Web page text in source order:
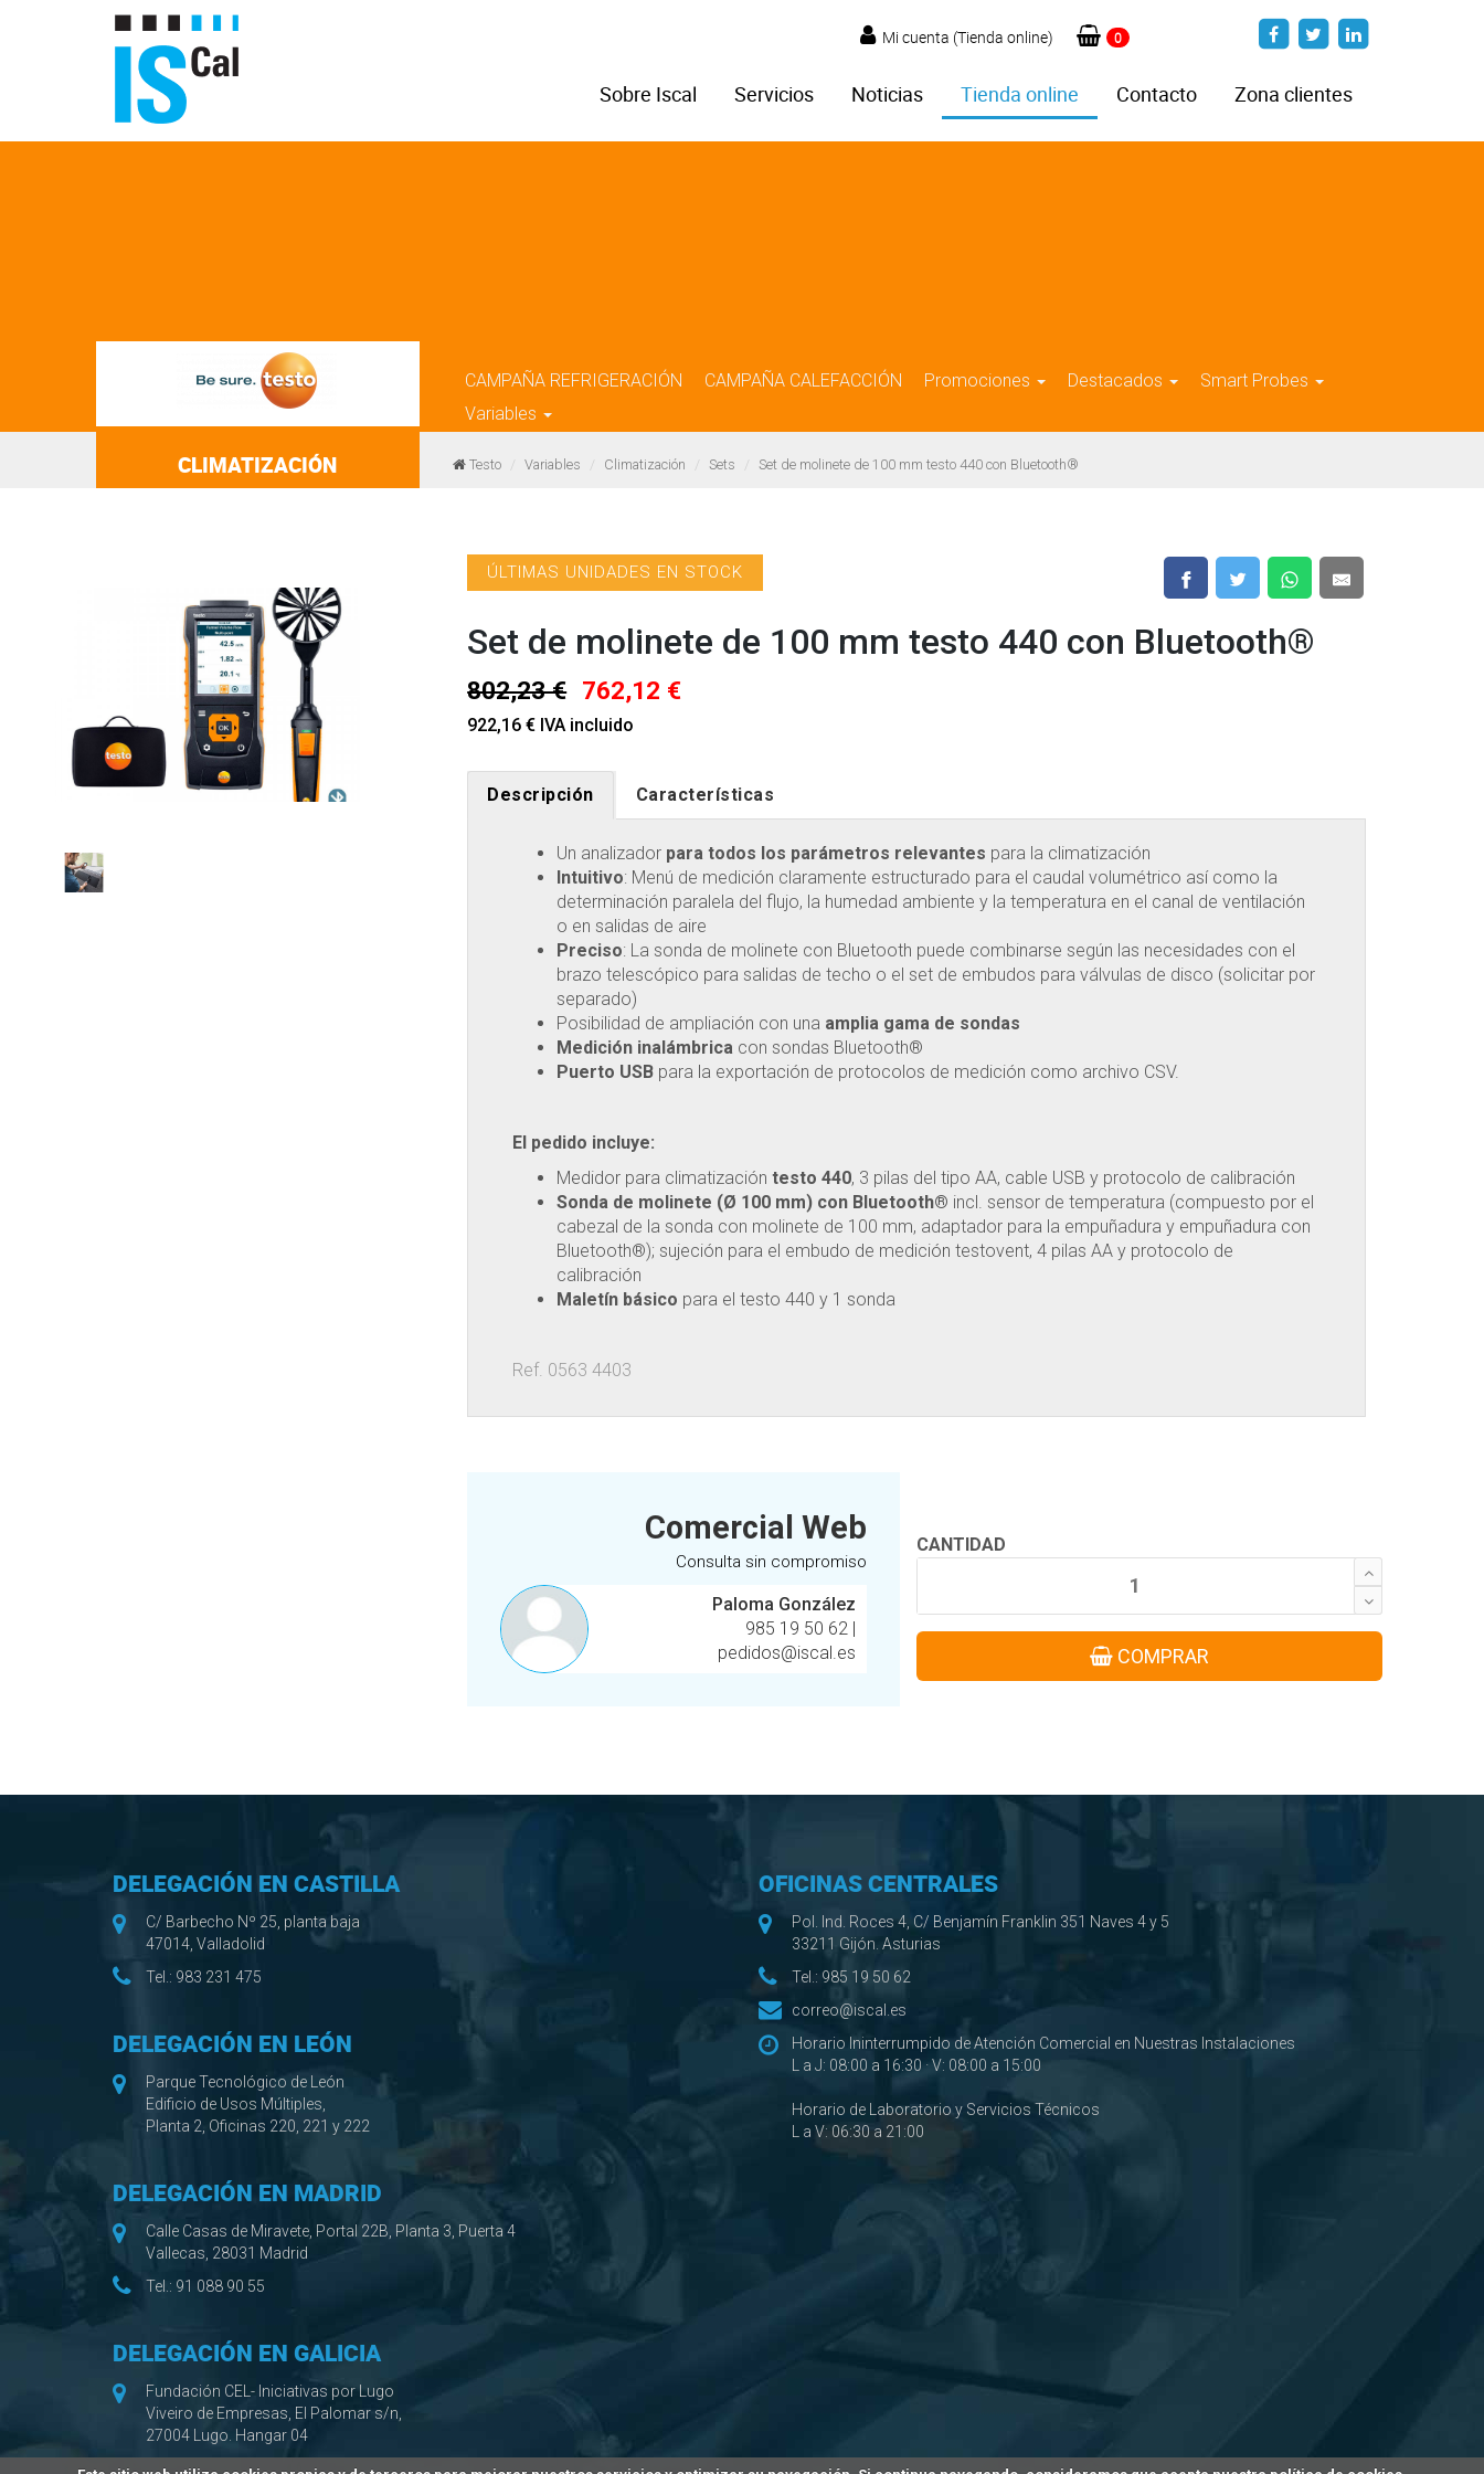
Mi cuenta (Tienda online) 0
Sobre Iscal Servicios Noticias Tienda online Contacto Zona clientes
CAMPAÑA REFRIGERACIÓN CAMPAÑA CALEFACCIÓN Promociones Destacados
Smart Probes
Variables
CLIMATIZACIÓN Testo Variables Climatización Sets Set de molinete de 100 mm testo 440 con Bluetooth®
ÚLTIMAS UNIDADES EN STOCK
Set de molinete de 100 mm testo 440 con Bluetooth®
802,23 € 762,12 €
922,16 € IVA incluido
Descripción Características
Un analizador para todos los parámetros relevantes para la climatización
Intuitivo: Menú de medición claramente estructurado para el caudal volumétrico así como la
determinación paralela del flujo, la humedad ambiente y la temperatura en el canal de ventilación
o en salidas de aire
Preciso: La sonda de molinete con Bluetooth puede combinarse según las necesidades con el
brazo telescópico para salidas de techo o el set de embudos para válvulas de disco (solicitar por
separado)
Posibilidad de ampliación con una amplia gama de sondas
Medición inalámbrica con sondas Bluetooth®
Puerto USB para la exportación de protocolos de medición como archivo CSV.
El pedido incluye:
Medidor para climatización testo 440, 3 pilas del tipo AA, cable USB y protocolo de calibración
Sonda de molinete (Ø 100 mm) con Bluetooth® incl. sensor de temperatura (compuesto por el
cabezal de la sonda con molinete de 100 mm, adaptador para la empuñadura y empuñadura con
Bluetooth®); sujeción para el embudo de medición testovent, 4 pilas AA y protocolo de
calibración
Maletín básico para el testo 440 y 1 sonda
Ref. 0563 4403
Comercial Web
Consulta sin compromiso
Paloma González
985 19 50 62 |
pedidos@iscal.es
CANTIDAD
COMPRAR
DELEGACIÓN EN CASTILLA
C/ Barbecho Nº 25, planta baja
47014, Valladolid
Tel.: 983 231 475
DELEGACIÓN EN LEÓN
Parque Tecnológico de León
Edificio de Usos Múltiples,
Planta 2, Oficinas 220, 221 y 222
DELEGACIÓN EN MADRID
Calle Casas de Miravete, Portal 22B, Planta 3, Puerta 4
Vallecas, 28031 Madrid
Tel.: 91 088 90 55
DELEGACIÓN EN GALICIA
Fundación CEL- Iniciativas por Lugo
Viveiro de Empresas, El Palomar s/n,
27004 Lugo. Hangar 04
OFICINAS CENTRALES
Pol. Ind. Roces 4, C/ Benjamín Franklin 351 Naves 4 y 5
33211 Gijón. Asturias
Tel.: 985 19 50 62
correo@iscal.es
Horario Ininterrumpido de Atención Comercial en Nuestras Instalaciones
L a J: 08:00 a 16:30 · V: 08:00 a 15:00
Horario de Laboratorio y Servicios Técnicos
L a V: 06:30 a 21:00